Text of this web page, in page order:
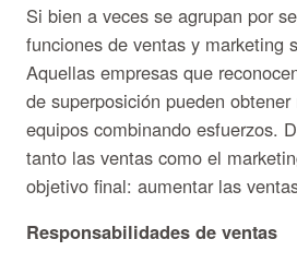
Si bien a veces se agrupan por
funciones de ventas y marketing
Aquellas empresas que
de superposición pueden
equipos combinando esfuerzos.
tanto las ventas como el
objetivo final: aumentar las
Responsabilidades de ventas